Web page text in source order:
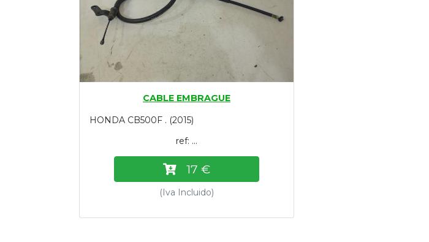
CABLE EMBRAGUE
HONDA CB500F . (2015)
ref: ...
17 €
(Iva Incluido)